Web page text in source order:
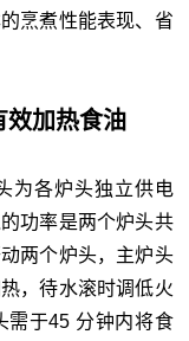
烹煮性能表现、省
效加热食油
为各炉头独立供电
功率是两个炉头共
两个炉头，主炉头
，待水滚时调低火
需于45 分钟内将食